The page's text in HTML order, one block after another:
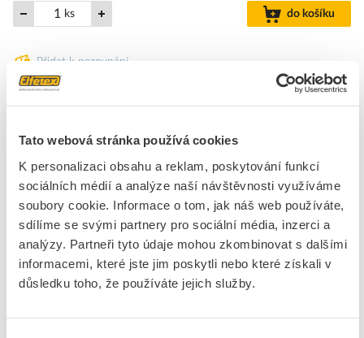
Tato webová stránka používá cookies
K personalizaci obsahu a reklam, poskytování funkcí
sociálních médií a analýze naší návštěvnosti využíváme
soubory cookie. Informace o tom, jak náš web používáte,
sdílíme se svými partnery pro sociální média, inzerci a
analýzy. Partneři tyto údaje mohou zkombinovat s dalšími
informacemi, které jste jim poskytli nebo které získali v
důsledku toho, že používáte jejich služby.
ks do košíku
Přidat k porovnání
K objednání
Rámecek pro prisazenou montáž LED panelu - ctverec A, modul
625, bílý
Značka
Mechanické příslušenství pro svítidla
Typ příslušenství
Montážní rám